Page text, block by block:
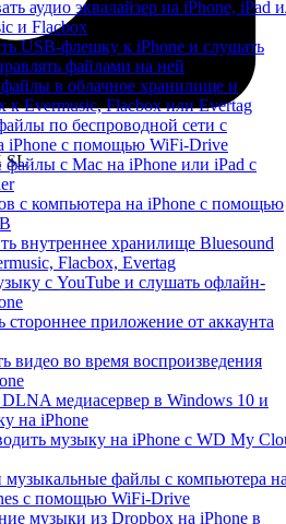
аудио эквалайзер на iPhone, iPad
и Flacbox
USB-флешку к iPhone и слушать
файлами на ней
файлы в облачное хранилище и
к Evermusic, Flacbox или Evertag
по беспроводной сети с
iPhone с помощью WiFi-Drive
файлы с Mac на iPhone или iPad с
с компьютера на iPhone с помощью
внутреннее хранилище Bluesound
Flacbox, Evertag
с YouTube и слушать офлайн-
стороннее приложение от аккаунта
видео во время воспроизведения
медиасервер в Windows 10 и
на iPhone
музыку на iPhone с WD My
музыкальные файлы с компьютера
с помощью WiFi-Drive
музыки из Dropbox на iPhone в
SL